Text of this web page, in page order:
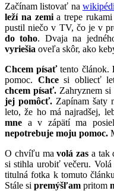
Začínam listovať na
leží na zemia trepe rukami
pustil niečo v TV, čo je v
do toho. Dvaja na
vyriešia oveľa skôr, ako
Chcem písaťtento článok.
pomoc. Chcesi obliecť
chcem písať. Zahryznem
jej pomôcť. Zapínam šaty
leto, že ho má najradšej,
mne a v zápätí ma
nepotrebuje moju pomoc.
O chvíľu mavolá zas a tak
si stihla urobiť večeru.
titulná fotka k tomuto
Stále si premýšľam pritom